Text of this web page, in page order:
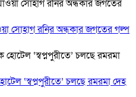
সোহাগ রনির অন্ধকার জগতের গল্প
‘স্বপ্নপুরীতে’ চলছে রমরমা দেহ